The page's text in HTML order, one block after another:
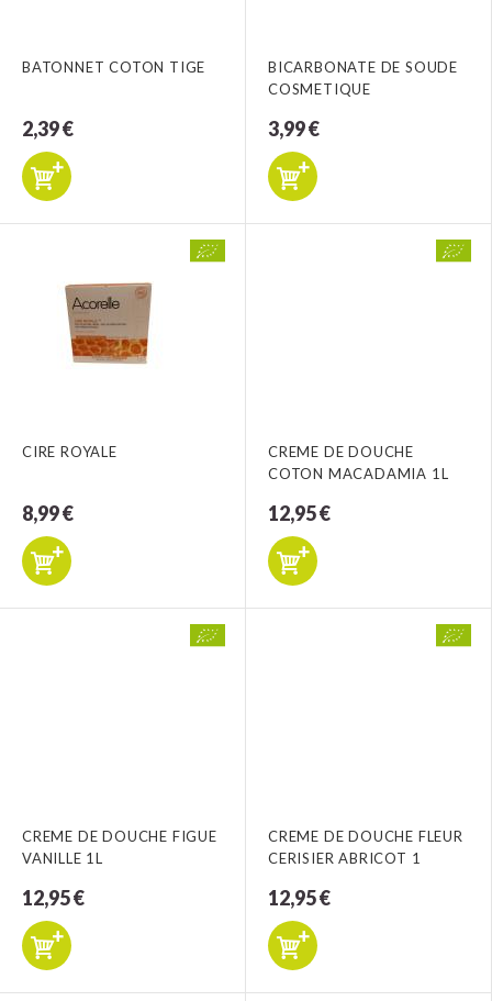
BATONNET COTON TIGE
2,39 €
BICARBONATE DE SOUDE
COSMETIQUE
3,99 €
CIRE ROYALE
8,99 €
CREME DE DOUCHE
COTON MACADAMIA 1L
12,95 €
CREME DE DOUCHE FIGUE
VANILLE 1L
12,95 €
CREME DE DOUCHE FLEUR
CERISIER ABRICOT 1
12,95 €